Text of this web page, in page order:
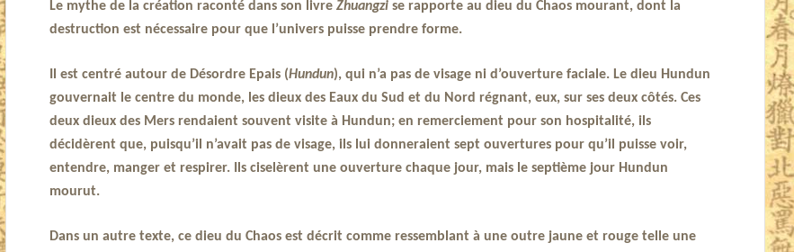
Le mythe de la création raconté dans son livreZhuangzise rapporte au dieu du Chaos mourant, dont la
destruction est nécessaire pour que l’univers puisse prendre forme.
Il est centré autour de Désordre Epais (Hundun), qui n’a pas de visage ni d’ouverture faciale. Le dieu Hundun
gouvernait le centre du monde, les dieux des Eaux du Sud et du Nord régnant, eux, sur ses deux côtés. Ces
deux dieux des Mers rendaient souvent visite à Hundun; en remerciement pour son hospitalité, ils
décidèrent que, puisqu’il n’avait pas de visage, ils lui donneraient sept ouvertures pour qu’il puisse voir,
entendre, manger et respirer. Ils ciselèrent une ouverture chaque jour, mais le septième jour Hundun
mourut.
Dans un autre texte, ce dieu du Chaos est décrit comme ressemblant à une outre jaune et rouge telle une